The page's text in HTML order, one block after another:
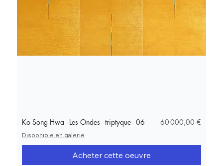
Ko Song Hwa - Les Ondes - triptyque - 06 Prix
60 000,00 €
Disponible en galerie
Acheter cette oeuvre